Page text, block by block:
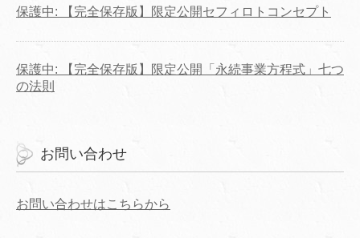
保護中: 【完全保存版】限定公開セフィロトコンセプト
保護中: 【完全保存版】限定公開「永続事業方程式」七つ
の法則
お問い合わせ
お問い合わせはこちらから